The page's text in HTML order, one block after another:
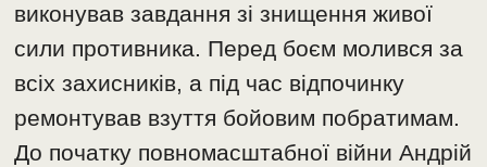
виконував завдання зі знищення живої
сили противника. Перед боєм молився за
всіх захисників, а під час відпочинку
ремонтував взуття бойовим побратимам.
До початку повномасштабної війни Андрій